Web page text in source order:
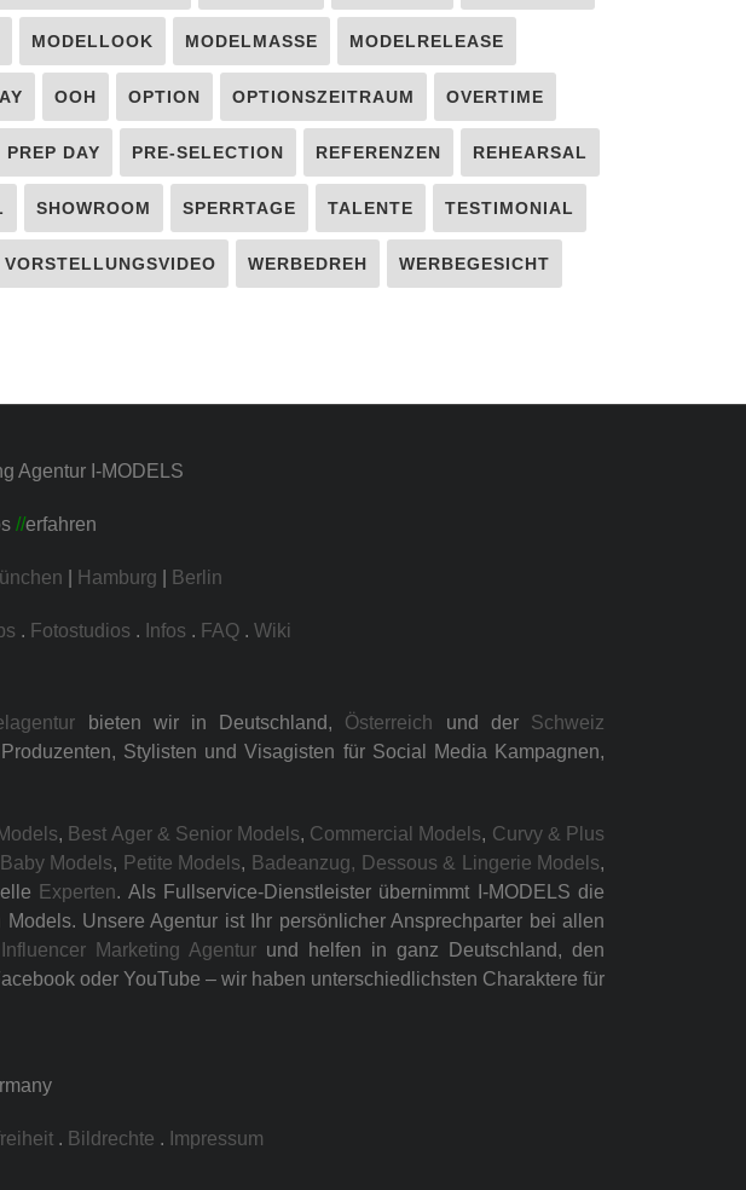
MODELLOOK MODELMASSE MODELRELEASE
OOH OPTION OPTIONSZEITRAUM OVERTIME
PREP DAY PRE-SELECTION REFERENZEN REHEARSAL
SHOWROOM SPERRTAGE TALENTE TESTIMONIAL
VORSTELLUNGSVIDEO WERBEDREH WERBEGESICHT
Agentur I-MODELS
//erfahren
Hamburg Berlin
. Fotostudios . Infos . FAQ. Wiki
bieten wir in Deutschland, Österreich und der Schweiz
Stylisten und Visagisten für Social Media Kampagnen,
, Best Ager & Senior Models, Commercial Models, Curvy & Plus
Models, Petite Models, Badeanzug, Dessous & Lingerie Models,
Experten. Als Fullservice-Dienstleister übernimmt I-MODELS die
Unsere Agentur ist Ihr persönlicher Ansprechparter bei allen
Influencer Marketing Agenturund helfen in ganz Deutschland, den
oder YouTube – wir haben unterschiedlichsten Charaktere für
. Bildrechte . Impressum